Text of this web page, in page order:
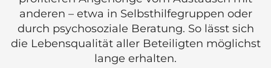
anderen – etwa in Selbsthilfegruppen oder
durch psychosoziale Beratung. So lässt sich
die Lebensqualität aller Beteiligten möglichst
lange erhalten.